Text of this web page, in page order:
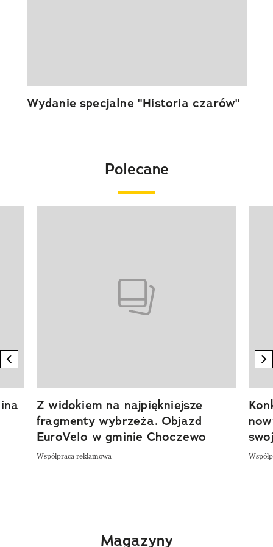
Wydanie specjalne "Historia czarów"
Polecane
previous element
Z widokiem na najpiękniejsze
fragmenty wybrzeża. Objazd
EuroVelo w gminie Choczewo
Współpraca reklamowa
Magazyny